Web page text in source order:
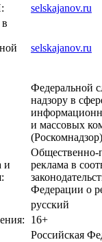
selskajanov.ru
selskajanov.ru
Федеральной
надзору в
и массовых
и
Общественно-
реклама в
Федерации о
русский
16+
Российская